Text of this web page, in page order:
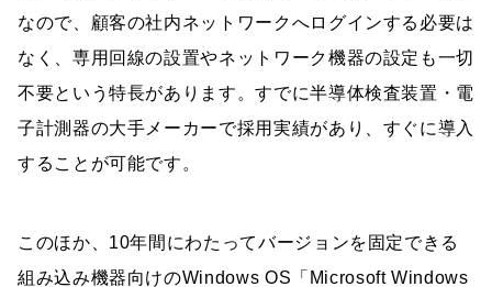
なので、顧客の社内ネットワークへログインする必要は
なく、専用回線の設置やネットワーク機器の設定も一切
不要という特長があります。すでに半導体検査装置・電
子計測器の大手メーカーで採用実績があり、すぐに導入
することが可能です。
このほか、10年間にわたってバージョンを固定できる
組み込み機器向けのWindows OS「Microsoft Windows